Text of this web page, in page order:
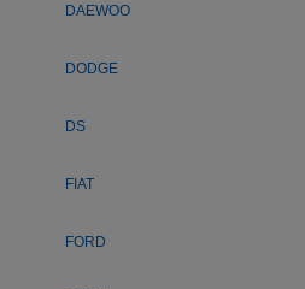
DAEWOO
DODGE
DS
FIAT
FORD